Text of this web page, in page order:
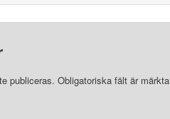
publiceras. Obligatoriska fält är märkta